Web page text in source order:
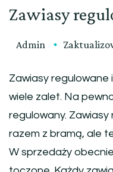
Zawiasy
Admin
Zawiasy regulowane
wiele zalet. Na
regulowany.
razem z bramą, ale
W sprzedaży